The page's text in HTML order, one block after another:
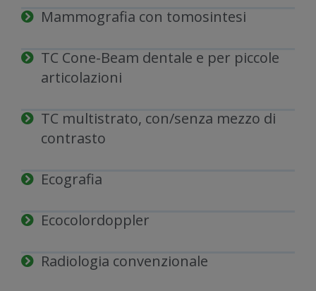
Mammografia con tomosintesi
TC Cone-Beam dentale e per piccole
articolazioni
TC multistrato, con/senza mezzo di
contrasto
Ecografia
Ecocolordoppler
Radiologia convenzionale